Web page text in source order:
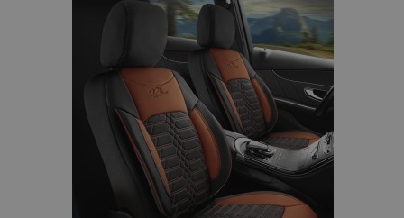
aan
verlanglijst